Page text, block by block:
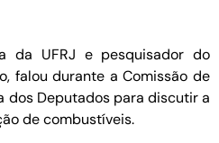
da UFRJ e pesquisador do
falou durante a Comissão de
dos Deputados para discutir a
de combustíveis.